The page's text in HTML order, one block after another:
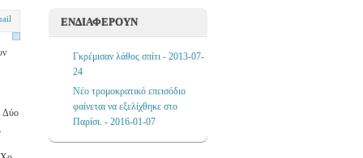
Δύο
ΕΝΔΙΑΦΕΡΟΥΝ
Γκρέμισαν λάθος σπίτι - 2013-07-
24
Νέο τρομοκρατικό επεισόδιο
φαίνεται να εξελίχθηκε στο
Παρίσι. - 2016-01-07